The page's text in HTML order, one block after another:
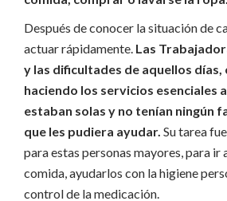
Después de conocer la situación de
actuar rápidamente. Las
y las dificultades de aquellos
haciendo los servicios esenciales
estaban solas y no tenían ningún
que les pudiera ayudar. Su tarea
para estas personas mayores, para ir
comida, ayudarlos con la higiene
control de la medicación.